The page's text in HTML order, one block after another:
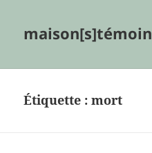
maison[s]témoin
Étiquette :mort